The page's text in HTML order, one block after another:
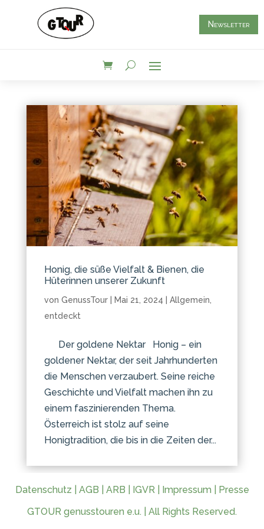
Newsletter
Honig, die süße Vielfalt & Bienen, die
Hüterinnen unserer Zukunft
von GenussTour| Mai 21, 2024 Allgemein
entdeckt
Der goldene Nektar Honig – ein
goldener Nektar, der seit Jahrhunderten
die Menschen verzaubert. Seine reiche
Geschichte und Vielfalt machen ihn zu
einem faszinierenden Thema.
Österreich ist stolz auf seine
Honigtradition, die bis in die Zeiten der...
Datenschutz AGB ARB IGVR| Impressum
Presse
GTOUR genusstouren e.u. | All Rights Reserved.